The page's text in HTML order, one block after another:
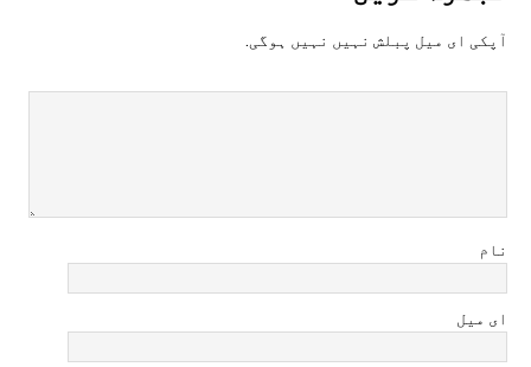
آپکی ای ميل پبلش نہيں نہيں ہوگی.
نام
ای میل